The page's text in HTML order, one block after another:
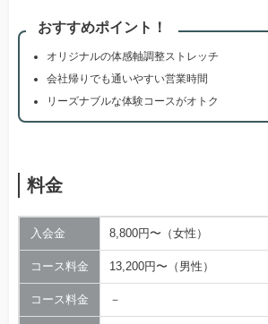
おすすめポイント！
オリジナルの体感軸調整ストレッチ
会社帰りでも通いやすい営業時間
リーズナブルな体験コースがオトク
料金
入会金 8,800円〜（女性）
コース料金 13,200円〜（男性）
コース料金 －